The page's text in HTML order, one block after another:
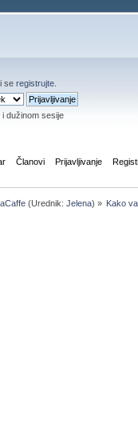
se registrujte
dužinom sesije
Članovi Prijavljivanje
(Urednik: Jelena) » Kako